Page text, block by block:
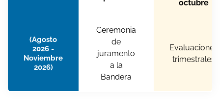
octubre
(Agosto
2026 -
Noviembre
2026)
Ceremonia
de
juramento
a la
Bandera
Evaluaciones
trimestrales